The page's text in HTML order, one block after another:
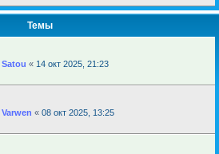
Темы
Satou « 14 окт 2025, 21:23
Varwen « 08 окт 2025, 13:25